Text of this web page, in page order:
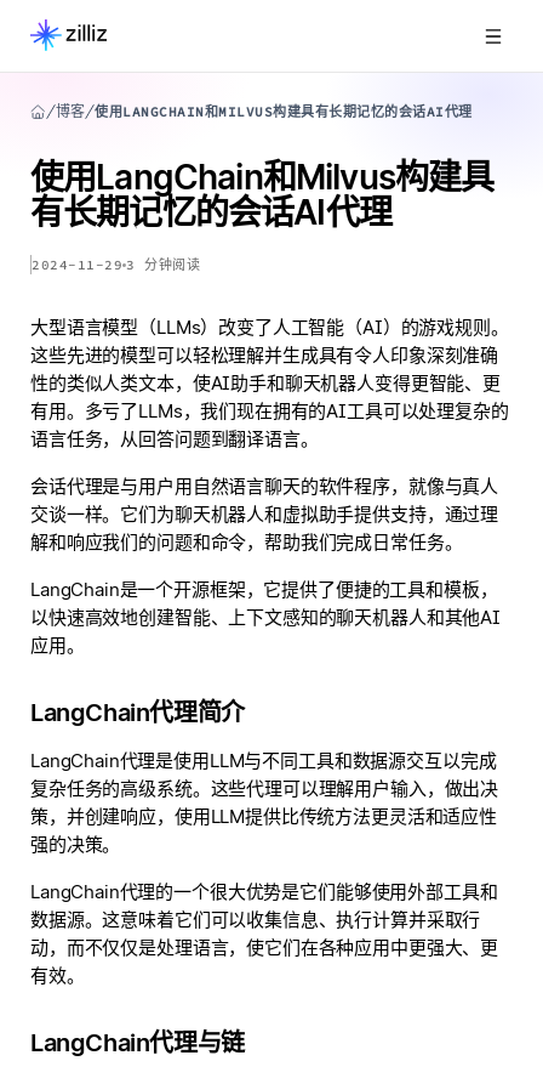
博客 使用LANGCHAIN和MILVUS构建具有长期记忆的会话AI代理
使用LangChain和Milvus构建具
有长期记忆的会话AI代理
2024-11-29 3 分钟阅读
大型语言模型（LLMs）改变了人工智能（AI）的游戏规则。
这些先进的模型可以轻松理解并生成具有令人印象深刻准确
性的类似人类文本，使AI助手和聊天机器人变得更智能、更
有用。多亏了LLMs，我们现在拥有的AI工具可以处理复杂的
语言任务，从回答问题到翻译语言。
会话代理是与用户用自然语言聊天的软件程序，就像与真人
交谈一样。它们为聊天机器人和虚拟助手提供支持，通过理
解和响应我们的问题和命令，帮助我们完成日常任务。
LangChain是一个开源框架，它提供了便捷的工具和模板，
以快速高效地创建智能、上下文感知的聊天机器人和其他AI
应用。
LangChain代理简介
LangChain代理是使用LLM与不同工具和数据源交互以完成
复杂任务的高级系统。这些代理可以理解用户输入，做出决
策，并创建响应，使用LLM提供比传统方法更灵活和适应性
强的决策。
LangChain代理的一个很大优势是它们能够使用外部工具和
数据源。这意味着它们可以收集信息、执行计算并采取行
动，而不仅仅是处理语言，使它们在各种应用中更强大、更
有效。
LangChain代理与链